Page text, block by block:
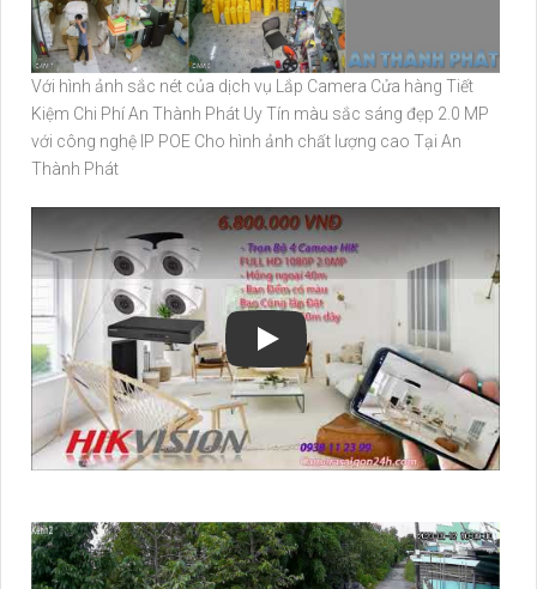
Với hình ảnh sắc nét của dịch vụ Lắp Camera Cửa hàng Tiết
Kiệm Chi Phí An Thành Phát Uy Tín màu sắc sáng đẹp 2.0 MP
với công nghệ IP POE Cho hình ảnh chất lượng cao Tại An
Thành Phát